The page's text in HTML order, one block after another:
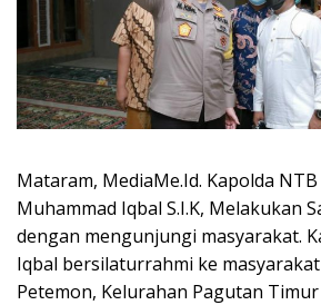
Mataram, MediaMe.Id. Kapolda
Muhammad Iqbal S.I.K, Melakukan
dengan mengunjungi masyarakat.
Iqbal bersilaturrahmi ke
Petemon, Kelurahan Pagutan